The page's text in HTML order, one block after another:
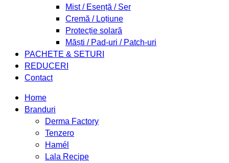
Mist / Esență / Ser
Cremă / Loțiune
Protecție solară
Măști / Pad-uri / Patch-uri
PACHETE & SETURI
REDUCERI
Contact
Home
Branduri
Derma Factory
Tenzero
Hamél
Lala Recipe